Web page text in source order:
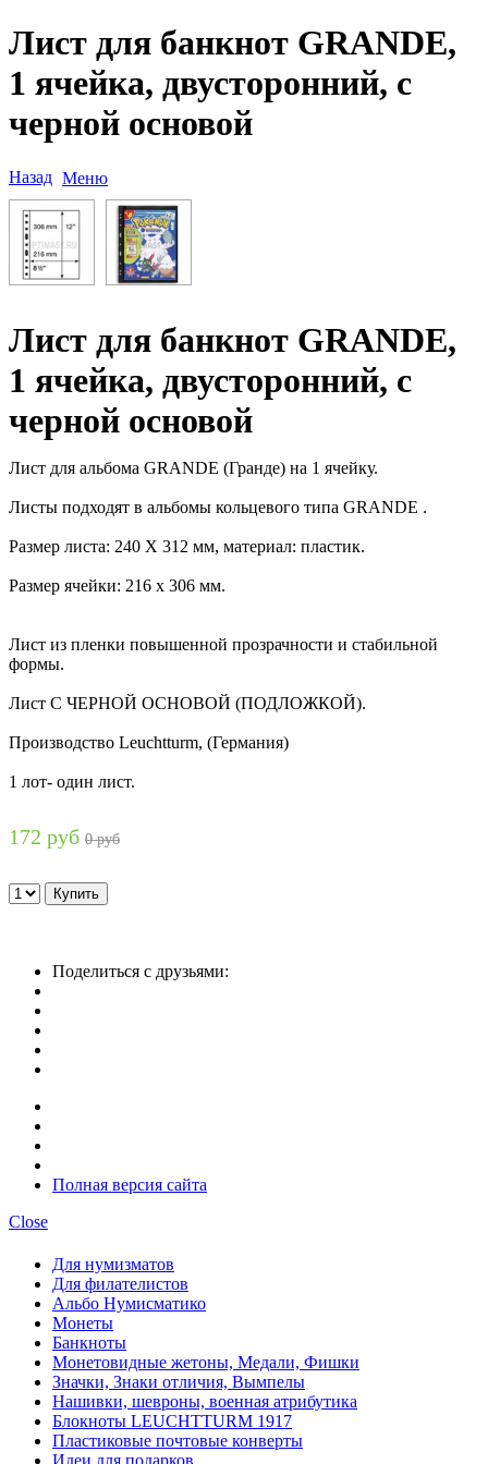
Лист для банкнот GRANDE,
1 ячейка, двусторонний, с
черной основой
Назад Меню
Лист для банкнот GRANDE,
1 ячейка, двусторонний, с
черной основой
Лист для альбома GRANDE (Гранде) на 1 ячейку.
Листы подходят в альбомы кольцевого типа GRANDE .
Размер листа: 240 Х 312 мм, материал: пластик.
Размер ячейки: 216 х 306 мм.
Лист из пленки повышенной прозрачности и стабильной
формы.
Лист С ЧЕРНОЙ ОСНОВОЙ (ПОДЛОЖКОЙ).
Производство Leuchtturm, (Германия)
1 лот- один лист.
172 руб 0 руб
Поделиться с друзьями:
Полная версия сайта
Close
Для нумизматов
Для филателистов
Альбо Нумисматико
Монеты
Банкноты
Монетовидные жетоны, Медали, Фишки
Значки, Знаки отличия, Вымпелы
Нашивки, шевроны, военная атрибутика
Блокноты LEUCHTTURM 1917
Пластиковые почтовые конверты
Идеи для подарков